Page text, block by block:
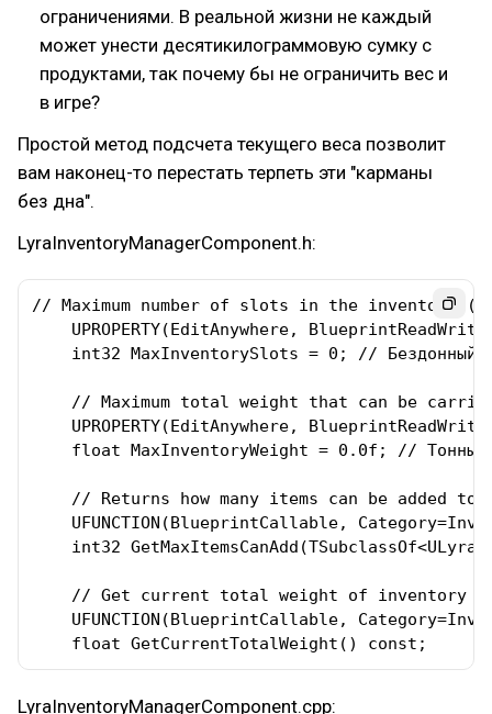
ограничениями. В реальной жизни не каждый
может унести десятикилограммовую сумку с
продуктами, так почему бы не ограничить вес и
в игре?
Простой метод подсчета текущего веса позволит
вам наконец-то перестать терпеть эти "карманы
без дна".
LyraInventoryManagerComponent.h:
// Maximum number of slots in the inventory
UPROPERTY(EditAnywhere,
int32 MaxInventorySlots = 0; // Бездонный
// Maximum total weight that can be
UPROPERTY(EditAnywhere,
float MaxInventoryWeight = 0.0f; // Тонны
// Returns how many items can be added to
UFUNCTION(BlueprintCallable,
int32
    // Get current total weight of inventory
UFUNCTION(BlueprintCallable,
    float GetCurrentTotalWeight() const;
LyraInventoryManagerComponent.cpp: